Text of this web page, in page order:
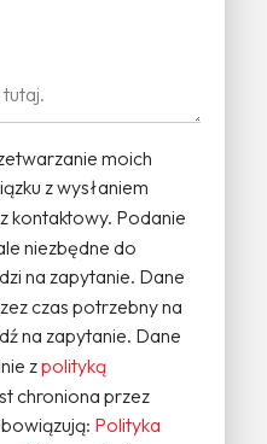
moich
z wysłaniem
kontaktowy. Podanie
niezbędne do
na zapytanie. Dane
czas potrzebny na
na zapytanie. Dane
zpolityką
chroniona przez
Polityka